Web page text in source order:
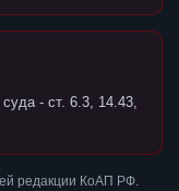
- ст. 6.3, 14.43,
редакции КоАП РФ.